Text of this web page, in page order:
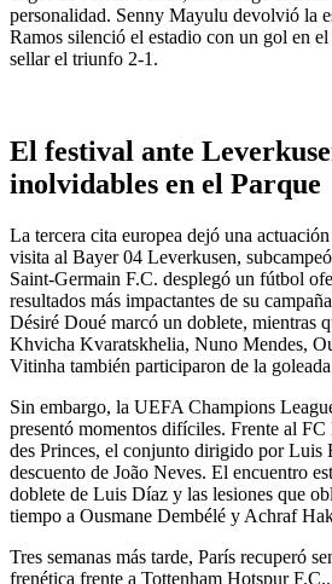
personalidad. Senny Mayulu devolvió la
Ramos silenció el estadio con un gol en
sellar el triunfo 2-1.
El festival ante
inolvidables en el Parque
La tercera cita europea dejó una
visita al Bayer 04 Leverkusen,
Saint-Germain F.C. desplegó un fútbol
resultados más impactantes de su
Désiré Doué marcó un doblete, mientras
Khvicha Kvaratskhelia, Nuno Mendes,
Vitinha también participaron de la
Sin embargo, la UEFA Champions
presentó momentos difíciles. Frente al
des Princes, el conjunto dirigido por Luis
descuento de João Neves. El encuentro
doblete de Luis Díaz y las lesiones que
tiempo a Ousmane Dembélé y Achraf
Tres semanas más tarde, París recuperó
frenética frente a Tottenham Hotspur